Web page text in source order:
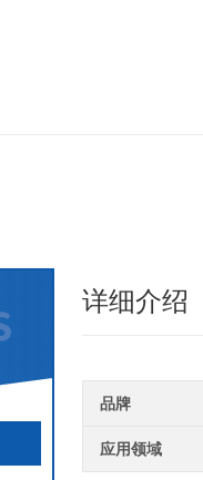
详细介绍
品牌
应用领域